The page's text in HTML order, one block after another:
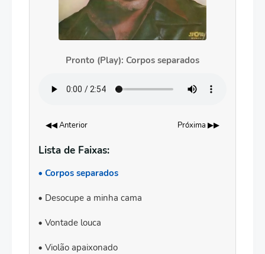
Pronto (Play): Corpos separados
◀◀ Anterior Próxima ▶▶
Lista de Faixas:
Corpos separados
Desocupe a minha cama
Vontade louca
Violão apaixonado